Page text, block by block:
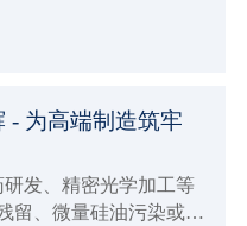
- 为高端制造筑牢
发、精密光学加工等
留、微量硅油污染或静